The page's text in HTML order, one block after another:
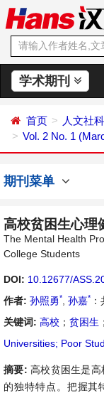
学术期刊
首页 人文社科
Vol. 2 No. 1
期刊菜单
高校贫困生心理
The Mental Health
College Students
DOI: 10.12677/
作者: 孙照勇* 孙嘉*
关键词: 高校 ； 贫困生 ；
Universities; Poor
摘要: 高校贫困生是
的独特特点。把握其